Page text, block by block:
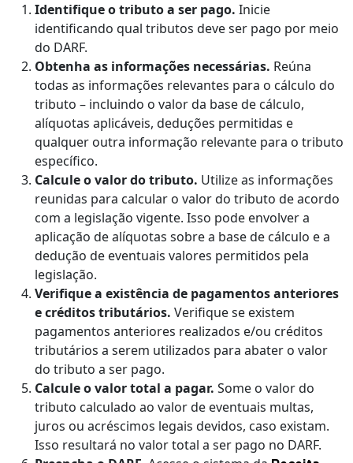
Identifique o tributo a ser pago. Inicie
identificando qual tributos deve ser pago por meio
do DARF.
Obtenha as informações necessárias. Reúna
todas as informações relevantes para o cálculo do
tributo – incluindo o valor da base de cálculo,
alíquotas aplicáveis, deduções permitidas e
qualquer outra informação relevante para o tributo
específico.
Calcule o valor do tributo. Utilize as informações
reunidas para calcular o valor do tributo de acordo
com a legislação vigente. Isso pode envolver a
aplicação de alíquotas sobre a base de cálculo e a
dedução de eventuais valores permitidos pela
legislação.
Verifique a existência de pagamentos anteriores
e créditos tributários. Verifique se existem
pagamentos anteriores realizados e/ou créditos
tributários a serem utilizados para abater o valor
do tributo a ser pago.
Calcule o valor total a pagar. Some o valor do
tributo calculado ao valor de eventuais multas,
juros ou acréscimos legais devidos, caso existam.
Isso resultará no valor total a ser pago no DARF.